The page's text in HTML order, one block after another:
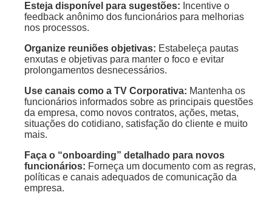
Esteja disponível para sugestões: Incentive o
feedback anônimo dos funcionários para melhorias
nos processos.
Organize reuniões objetivas: Estabeleça pautas
enxutas e objetivas para manter o foco e evitar
prolongamentos desnecessários.
Use canais como a TV Corporativa: Mantenha os
funcionários informados sobre as principais questões
da empresa, como novos contratos, ações, metas,
situações do cotidiano, satisfação do cliente e muito
mais.
Faça o “onboarding” detalhado para novos
funcionários: Forneça um documento com as regras,
políticas e canais adequados de comunicação da
empresa.